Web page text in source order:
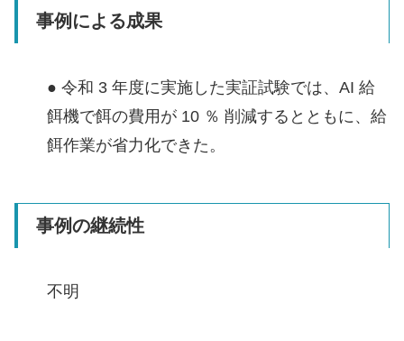
事例による成果
● 令和 3 年度に実施した実証試験では、AI 給
餌機で餌の費用が 10 ％ 削減するとともに、給
餌作業が省力化できた。
事例の継続性
不明